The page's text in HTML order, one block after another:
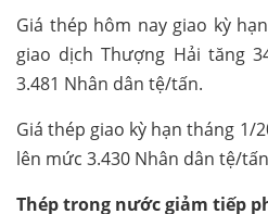
Giá thép hôm nay giao kỳ
giao dịch Thượng Hải tăng
3.481 Nhân dân tệ/tấn.
Giá thép giao kỳ hạn tháng 1/
lên mức 3.430 Nhân dân tệ/
Thép trong nước giảm tiếp